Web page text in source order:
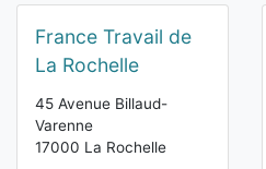
France Travail de
La Rochelle
45 Avenue Billaud-
Varenne
17000 La Rochelle